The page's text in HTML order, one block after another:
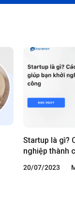
Startup là gì?
nghiệp thành
20/07/2023